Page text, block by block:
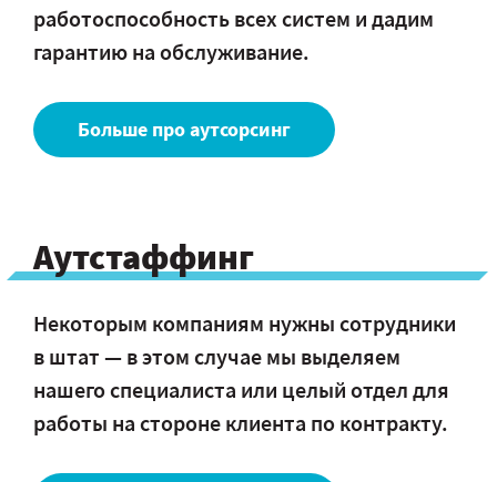
работоспособность всех систем и дадим
гарантию на обслуживание.
Больше про аутсорсинг
Аутстаффинг
Некоторым компаниям нужны сотрудники
в штат — в этом случае мы выделяем
нашего специалиста или целый отдел для
работы на стороне клиента по контракту.